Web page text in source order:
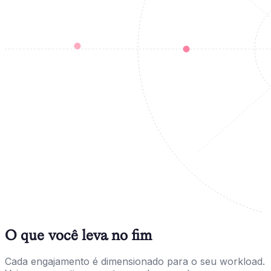
O que você leva no fim
Cada engajamento é dimensionado para o seu workload.